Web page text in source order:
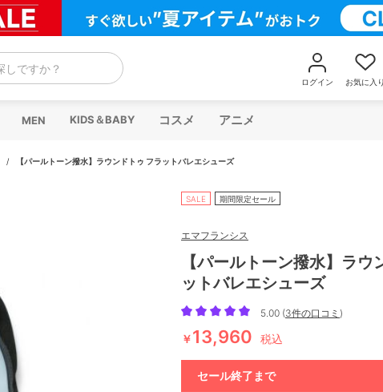
しですか？
ログイン お気に入り
MEN KIDS＆BABY コスメ アニメ
/ 【パールトーン撥水】ラウンドトゥ フラットバレエシューズ
SALE 期間限定セール
エマフランシス
【パールトーン撥水】ラウ
ットバレエシューズ
5.00 (3件の口コミ )
￥13,960 税込
セール終了まで